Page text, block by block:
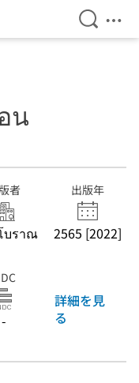
検索を
メ
น
者
บราณ
出版年
2565 [2022]
-
詳細を見
る